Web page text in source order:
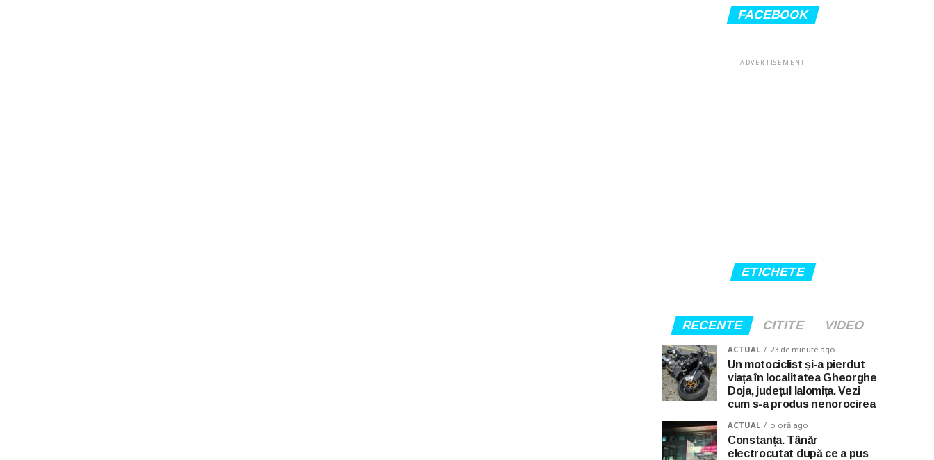
FACEBOOK
ADVERTISEMENT
ETICHETE
RECENTE CITITE VIDEO
ACTUAL 23 de minute ago
Un motociclist și-a pierdut
viața în localitatea Gheorghe
Doja, județul Ialomița. Vezi
cum s-a produs nenorocirea
ACTUAL o oră ago
Constanța. Tânăr
electrocutat după ce a pus